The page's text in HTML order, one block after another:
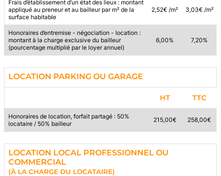
Frais d’établissement d’un état des lieux : montant
appliqué au preneur et au bailleur par m² de la
surface habitable
2,52€ /m² 3,03€ /m²
Honoraires d’entremise - négociation - location :
montant à la charge exclusive du bailleur
(pourcentage multiplié par le loyer annuel)
6,00% 7,20%
LOCATION PARKING OU GARAGE
HT TTC
Honoraires de location, forfait partagé : 50%
locataire / 50% bailleur
215,00€ 258,00€
LOCATION LOCAL PROFESSIONNEL OU
COMMERCIAL
(À LA CHARGE DU LOCATAIRE)